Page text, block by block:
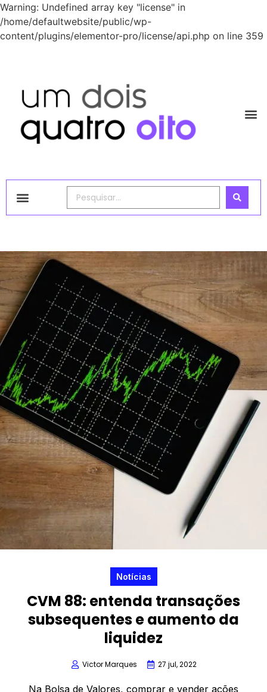
Warning: Undefined array key "license" in
/home/defaultwebsite/public/wp-
content/plugins/elementor-pro/license/api.php on line 359
Notícias
CVM 88: entenda transações
subsequentes e aumento da
liquidez
Victor Marques 27 jul, 2022
Na Bolsa de Valores, comprar e vender ações